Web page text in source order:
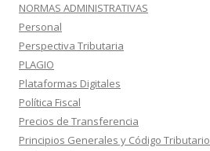
NORMAS ADMINISTRATIVAS
Personal
Perspectiva Tributaria
PLAGIO
Plataformas Digitales
Política Fiscal
Precios de Transferencia
Principios Generales y Código Tributario